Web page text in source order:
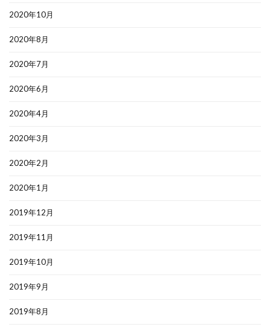
2020年10月
2020年8月
2020年7月
2020年6月
2020年4月
2020年3月
2020年2月
2020年1月
2019年12月
2019年11月
2019年10月
2019年9月
2019年8月